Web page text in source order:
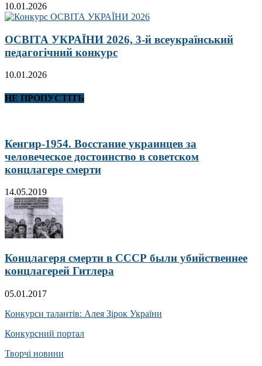
10.01.2026
ОСВІТА УКРАЇНИ 2026, 3-й всеукраїнський
педагогічний конкурс
10.01.2026
НЕ ПРОПУСТІТЬ
Кенгир-1954. Восстание украинцев за
человеческое достоинство в советском
концлагере смерти
14.05.2019
Концлагеря смерти в СССР были убийственнее
концлагерей Гитлера
05.01.2017
Конкурси талантів: Алея Зірок України
Конкурсний портал
Творчі новини